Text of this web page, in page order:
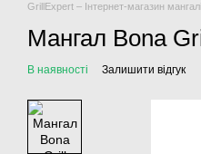
GrillExpert – Інтернет-магазин
Мангал Bona
В наявності Залишити відгук